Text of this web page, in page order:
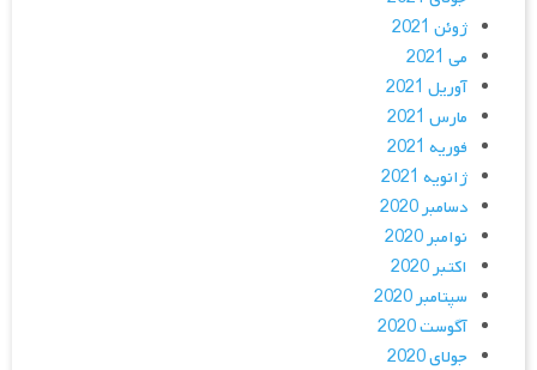
ژوئن 2021
می 2021
آوریل 2021
مارس 2021
فوریه 2021
ژانویه 2021
دسامبر 2020
نوامبر 2020
اکتبر 2020
سپتامبر 2020
آگوست 2020
جولای 2020